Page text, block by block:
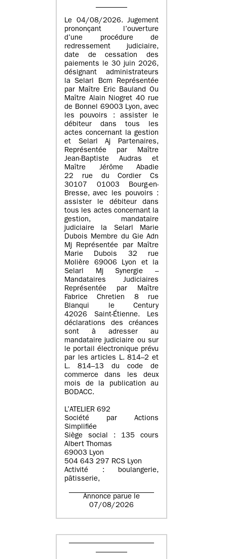
Le 04/08/2026. Jugement
prononçant l’ouverture
d’une procédure de
redressement judiciaire,
date de cessation des
paiements le 30 juin 2026,
désignant administrateurs
la Selarl Bcm Représentée
par Maître Eric Bauland Ou
Maître Alain Niogret 40 rue
de Bonnel 69003 Lyon, avec
les pouvoirs : assister le
débiteur dans tous les
actes concernant la gestion
et Selarl Aj Partenaires,
Représentée par Maître
Jean-Baptiste Audras et
Maître Jérôme Abadie
22 rue du Cordier Cs
30107 01003 Bourg-en-
Bresse, avec les pouvoirs :
assister le débiteur dans
tous les actes concernant la
gestion, mandataire
judiciaire la Selarl Marie
Dubois Membre du Gie Adn
Mj Représentée par Maître
Marie Dubois 32 rue
Molière 69006 Lyon et la
Selarl Mj Synergie –
Mandataires Judiciaires
Représentée par Maître
Fabrice Chretien 8 rue
Blanqui le Century
42026 Saint-Étienne. Les
déclarations des créances
sont à adresser au
mandataire judiciaire ou sur
le portail électronique prévu
par les articles L. 814–2 et
L. 814–13 du code de
commerce dans les deux
mois de la publication au
BODACC.
L’ATELIER 692
Société par Actions
Simplifiée
Siège social : 135 cours
Albert Thomas
69003 Lyon
504 643 297 RCS Lyon
Activité : boulangerie,
pâtisserie,
Annonce parue le
07/08/2026